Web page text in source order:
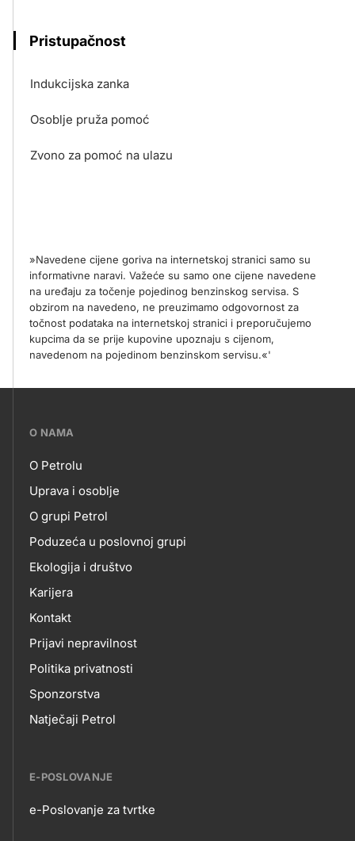
Pristupačnost
Indukcijska zanka
Osoblje pruža pomoć
Zvono za pomoć na ulazu
»Navedene cijene goriva na internetskoj stranici samo su
informativne naravi. Važeće su samo one cijene navedene
na uređaju za točenje pojedinog benzinskog servisa. S
obzirom na navedeno, ne preuzimamo odgovornost za
točnost podataka na internetskoj stranici i preporučujemo
kupcima da se prije kupovine upoznaju s cijenom,
navedenom na pojedinom benzinskom servisu.«'
???
skupno.footer-
title???
O NAMA
O
NAMA
O Petrolu
Uprava i osoblje
O grupi Petrol
Poduzeća u poslovnoj grupi
Ekologija i društvo
Karijera
Kontakt
Prijavi nepravilnost
Politika privatnosti
Sponzorstva
Natječaji Petrol
E-POSLOVANJE
e-Poslovanje za tvrtke